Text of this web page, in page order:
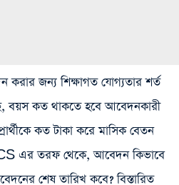
জন্য শিক্ষাগত যোগ্যতার শর্ত
বয়স কত থাকতে হবে আবেদনকারী
কত টাকা করে মাসিক বেতন
এর তরফ থেকে, আবেদন কিভাবে
শেষ তারিখ কবে? বিস্তারিত